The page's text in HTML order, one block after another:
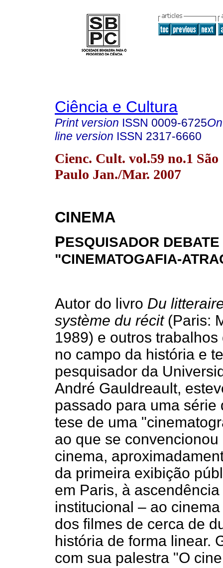
Ciência e Cultura
Print version ISSN 0009-6725
line version ISSN 2317-6660
Cienc. Cult. vol.59 no.1 São
Paulo Jan./Mar. 2007
CINEMA
PESQUISADOR
"CINEMATOGAFIA-
Autor do livro Du
système du récit(Paris:
1989) e outros
no campo da história e
pesquisador da
André Gauldreault,
passado para uma
tese de uma
ao que se
cinema,
da primeira exibição
em Paris, à
institucional – ao
dos filmes de cerca de
história de forma linear.
com sua palestra "O